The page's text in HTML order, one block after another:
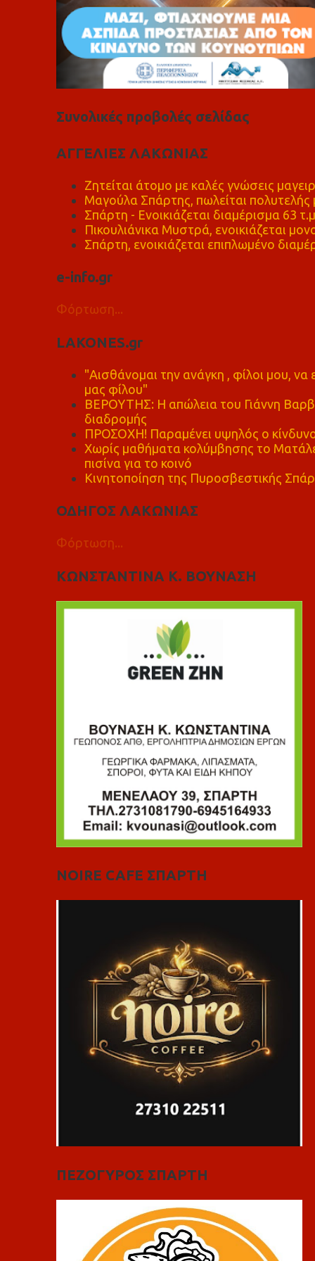
Συνολικές προβολές σελίδας
ΑΓΓΕΛΙΕΣ ΛΑΚΩΝΙΑΣ
Ζητείται άτομο με καλές γνώσεις
Μαγούλα Σπάρτης, πωλείται πολυτελής
Σπάρτη - Ενοικιάζεται διαμέρισμα 63 τ.μ
Πικουλιάνικα Μυστρά, ενοικιάζεται
Σπάρτη, ενοικιάζεται επιπλωμένο
e-info.gr
Φόρτωση...
LAKONES.gr
"Αισθάνομαι την ανάγκη , φίλοι μου,
μας φίλου"
ΒΕΡΟΥΤΗΣ: Η απώλεια του Γιάννη
διαδρομής
ΠΡΟΣΟΧΗ! Παραμένει υψηλός ο
Χωρίς μαθήματα κολύμβησης το
πισίνα για το κοινό
Κινητοποίηση της Πυροσβεστικής
ΟΔΗΓΟΣ ΛΑΚΩΝΙΑΣ
Φόρτωση...
ΚΩΝΣΤΑΝΤΙΝΑ Κ. ΒΟΥΝΑΣΗ
NOIRE CAFE ΣΠΑΡΤΗ
ΠΕΖΟΓΥΡΟΣ ΣΠΑΡΤΗ